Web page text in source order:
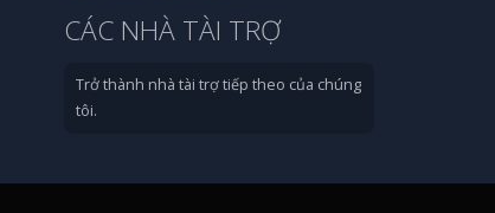
CÁC NHÀ TÀI TRỢ
Trở thành nhà tài trợ tiếp theo của chúng
tôi.